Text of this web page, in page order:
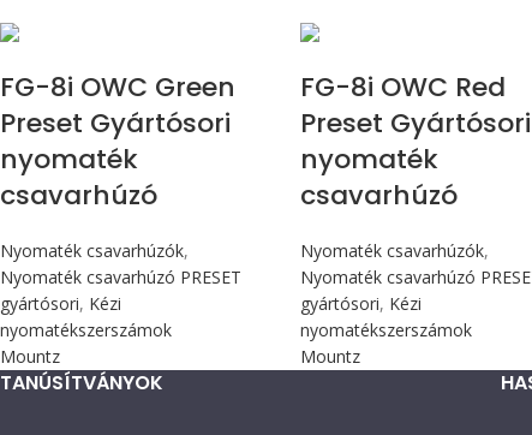
FG-8i OWC Green
Preset Gyártósori
nyomaték
csavarhúzó
Nyomaték csavarhúzók,
Nyomaték csavarhúzó PRESET
gyártósori, Kézi
nyomatékszerszámok
Mountz
FG-8i OWC Red
Preset Gyártósori
nyomaték
csavarhúzó
Nyomaték csavarhúzók,
Nyomaték csavarhúzó
gyártósori, Kézi
nyomatékszerszámok
Mountz
TANÚSÍTVÁNYOK